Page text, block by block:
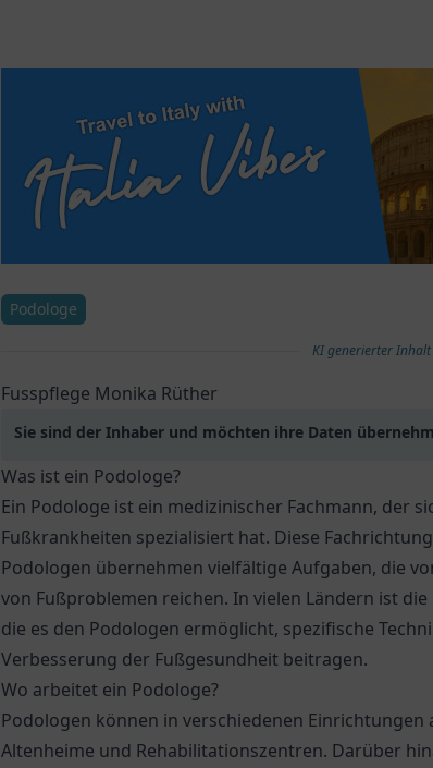
Podologe
KI generierter
Fusspflege Monika Rüther
Sie sind der Inhaber und möchten ihre Daten
Was ist ein Podologe?
Ein Podologe ist ein medizinischer Fachmann, der
Fußkrankheiten spezialisiert hat. Diese
Podologen übernehmen vielfältige Aufgaben, die
von Fußproblemen reichen. In vielen Ländern ist
die es den Podologen ermöglicht, spezifische
Verbesserung der Fußgesundheit beitragen.
Wo arbeitet ein Podologe?
Podologen können in verschiedenen
Altenheime und Rehabilitationszentren. Darüber